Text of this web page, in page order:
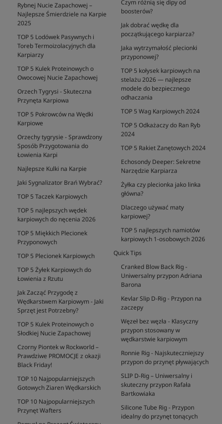
Rybnej Nucie Zapachowej –
Najlepsze Śmierdziele na Karpie
2025
TOP 5 Lodówek Pasywnych i
Toreb Termoizolacyjnych dla
Karpiarzy
TOP 5 Kulek Proteinowych o
Owocowej Nucie Zapachowej
Orzech Tygrysi - Skuteczna
Przynęta Karpiowa
TOP 5 Pokrowców na Wędki
Karpiowe
Orzechy tygrysie - Sprawdzony
Sposób Przygotowania do
Łowienia Karpi
Najlepsze Kulki na Karpie
Jaki Sygnalizator Brań Wybrać?
TOP 5 Taczek Karpiowych
TOP 5 najlepszych wędek
karpiowych do nęcenia 2026
TOP 5 Miękkich Plecionek
Przyponowych
TOP 5 Plecionek Karpiowych
TOP 5 Żyłek Karpiowych do
Łowienia z Rzutu
Jak Zacząć Przygodę z
Wędkarstwem Karpiowym - Jaki
Sprzęt jest Potrzebny?
TOP 5 Kulek Proteinowych o
Słodkiej Nucie Zapachowej
Czorny Piontek w Rockworld –
Prawdziwe PROMOCJE z okazji
Black Friday!
TOP 10 Najpopularniejszych
Gotowych Ziaren Wędkarskich
TOP 10 Najpopularniejszych
Przynęt Wafters
Czym różnią się dipy od
boosterów?
Jak dobrać wędkę dla
początkującego karpiarza?
Jaka wytrzymałość plecionki
przyponowej?
TOP 5 kołysek karpiowych na
stelażu 2026 — najlepsze
modele do bezpiecznego
odhaczania
TOP 5 Wag Karpiowych 2024
TOP 5 Odkażaczy do Ran Ryb
2024
TOP 5 Rakiet Zanętowych 2024
Echosondy Deeper: Sekretne
Narzędzie Karpiarza
Żyłka czy plecionka jako linka
główna?
Dlaczego używać maty
karpiowej?
TOP 5 najlepszych namiotów
karpiowych 1-osobowych 2026
Quick Tips
Cranked Blow Back Rig -
Uniwersalny przypon Adriana
Barona
Kevlar Slip D-Rig - Przypon na
zaczepy
Węzeł bez węzła - Klasyczny
przypon stosowany w
wędkarstwie karpiowym
Ronnie Rig - Najskuteczniejszy
przypon do przynęt pływających
SLIP D-Rig – Uniwersalny i
skuteczny przypon Rafała
Bartkowiaka
Silicone Tube Rig - Przypon
idealny do przynęt tonących